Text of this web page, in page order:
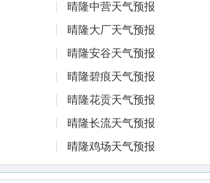
晴隆中营天气预报
晴隆大厂天气预报
晴隆安谷天气预报
晴隆碧痕天气预报
晴隆花贡天气预报
晴隆长流天气预报
晴隆鸡场天气预报